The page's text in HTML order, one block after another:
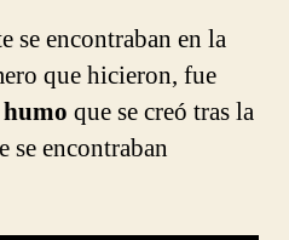
se encontraban en la
que hicieron, fue
que se creó tras la
se encontraban